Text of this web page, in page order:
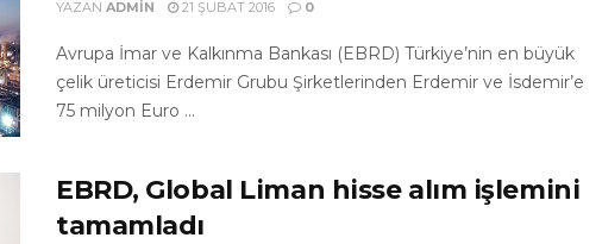
YAZAN ADMIN 21 ŞUBAT 2016 0
Avrupa İmar ve Kalkınma Bankası (EBRD) Türkiye’nin en büyük
çelik üreticisi Erdemir Grubu Şirketlerinden Erdemir ve İsdemir’e
75 milyon Euro ...
EBRD, Global Liman hisse alım işlemini
tamamladı